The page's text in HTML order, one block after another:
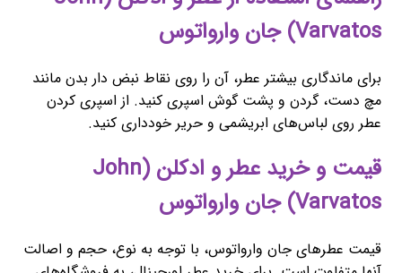
Varvatos) جان وارواتوس
برای ماندگاری بیشتر عطر، آن را روی نقاط نبض دار بدن مانند
مچ دست، گردن و پشت گوش اسپری کنید. از اسپری کردن
عطر روی لباس‌های ابریشمی و حریر خودداری کنید.
قیمت و خرید عطر و ادکلن (John
Varvatos) جان وارواتوس
قیمت عطرهای جان وارواتوس، با توجه به نوع، حجم و اصالت